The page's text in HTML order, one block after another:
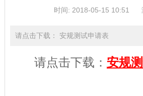
时间: 2018-05-15 10:51
请点击下载： 安规测试申请表
请点击下载： 安规